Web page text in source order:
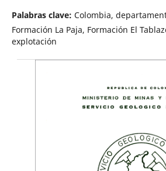
Palabras clave: Colombia,
Formación La Paja, Formación El
explotación